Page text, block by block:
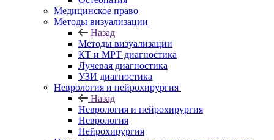
Медицинское право
Методы визуализации
Назад
Методы визуализации
КТ и МРТ диагностика
Лучевая диагностика
УЗИ диагностика
Неврология и нейрохирургия
Назад
Неврология и нейрохирургия
Неврология
Нейрохирургия